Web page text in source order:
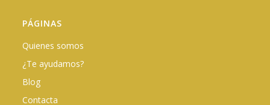
PÁGINAS
Quienes somos
¿Te ayudamos?
Blog
Contacta